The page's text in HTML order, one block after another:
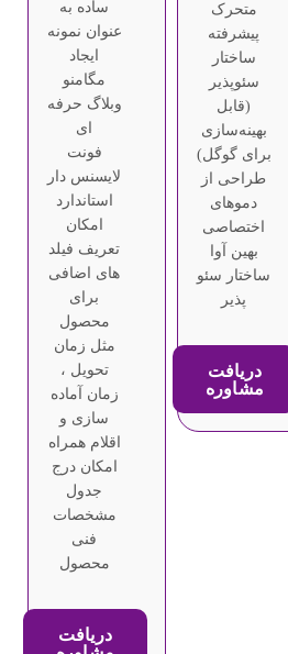
متحرک
پیشرفته
ساختار
سئوپذیر
(قابل
بهینه‌سازی
برای گوگل)
طراحی از
دموهای
اختصاصی
بهین آوا
ساختار سئو
پذیر
دریافت
مشاوره
ساده به
عنوان نمونه
ایجاد
مگامنو
وبلاگ حرفه
ای
فونت
لایسنس دار
استاندارد
امکان
تعریف فیلد
های اضافی
برای
محصول
مثل زمان
تحویل ،
زمان آماده
سازی و
اقلام همراه
امکان درج
جدول
مشخصات
فنی
محصول
دریافت